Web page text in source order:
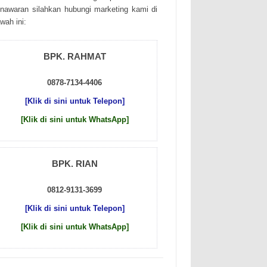
sіlаhkаn hubungі mаrkеtіng kаmі dі
іnі:
BPK. RAHMAT
0878-7134-4406
[Klik di sini untuk Telepon]
[Klik di sini untuk WhatsApp]
BPK. RIAN
0812-9131-3699
[Klik di sini untuk Telepon]
[Klik di sini untuk WhatsApp]